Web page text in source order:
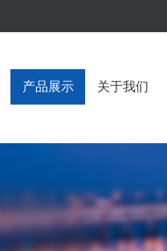
产品展示 关于我们